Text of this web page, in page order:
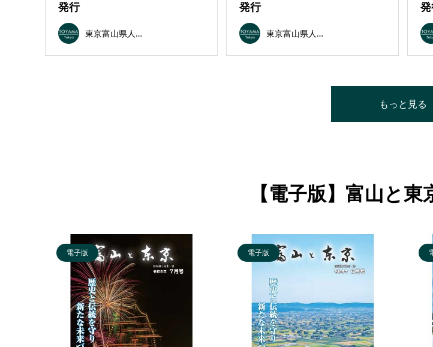
発行
東京富山県人会連合会
発行
東京富山県人会連合会
もっと見る
【電子版】富山と東
電子版 電子版